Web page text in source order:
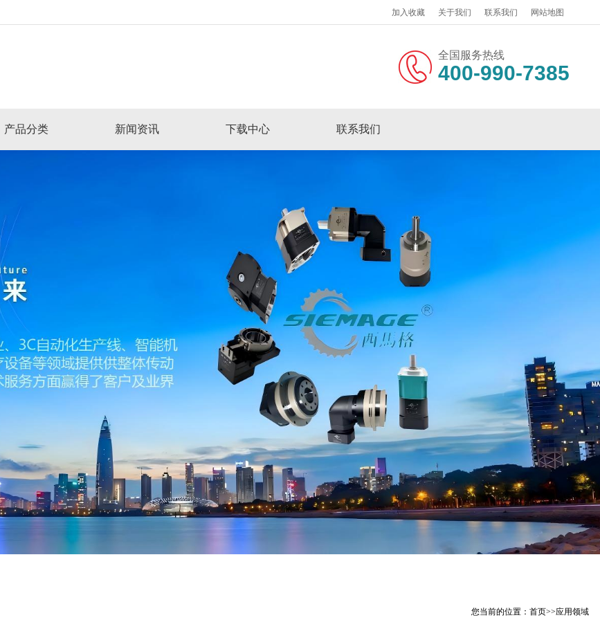
加入收藏 关于我们 联系我们 网站地图
全国服务热线
400-990-7385
产品分类 新闻资讯 下载中心 联系我们
您当前的位置： 首页>>应用领域